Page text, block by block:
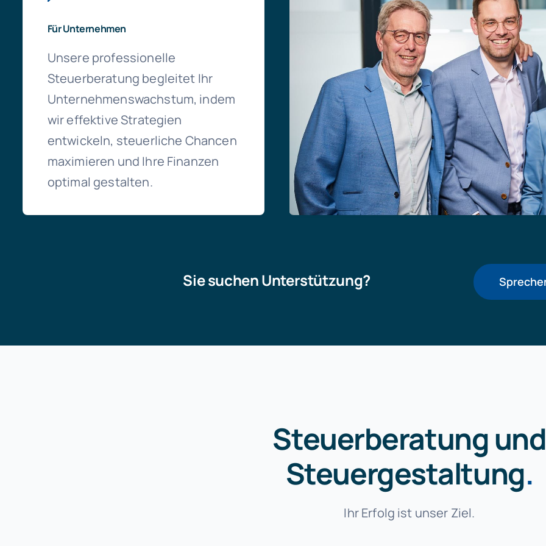
Für Unternehmen
Unsere professionelle
Steuerberatung begleitet Ihr
Unternehmenswachstum, indem
wir effektive Strategien
entwickeln, steuerliche Chancen
maximieren und Ihre Finanzen
optimal gestalten.
Sie suchen Unterstützung?
Steuerberatung und
Steuergestaltung.
Ihr Erfolg ist unser Ziel.